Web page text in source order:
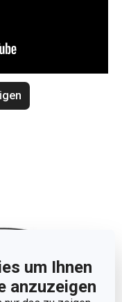
um Ihnen
anzuzeigen